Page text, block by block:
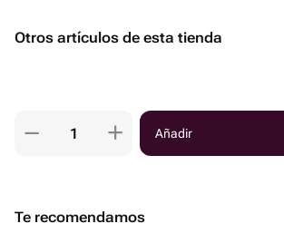
Otros artículos de esta tienda
Añadir
Te recomendamos